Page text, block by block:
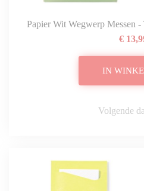
Papier Wit Wegwerp Messen
€
IN
Volgende